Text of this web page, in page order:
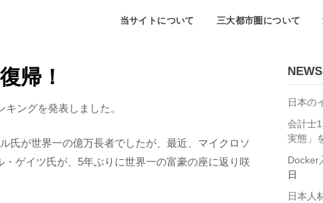
当サイトについて 三大都市圏について
帰！
ングを発表しました。
氏が世界一の億万長者でしたが、最近、マイクロソ
ゲイツ氏が、5年ぶりに世界一の富豪の座に返り咲
NEWS
日本の
会計士
実態」
Docker
日
日本人